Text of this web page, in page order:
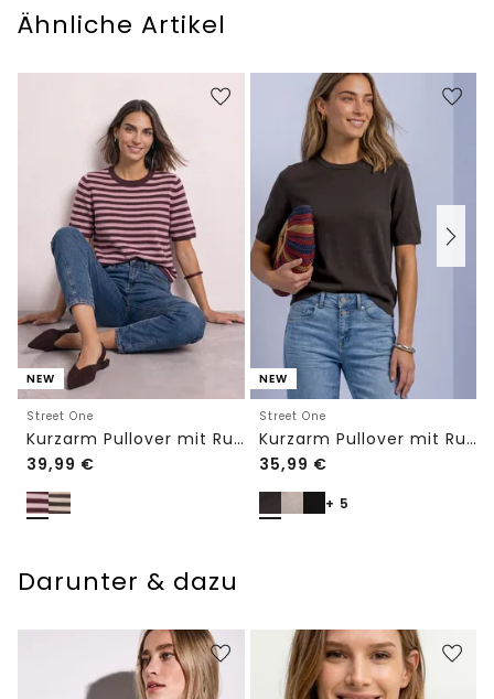
Ähnliche Artikel
NEW
Street One
Kurzarm Pullover mit Rundhals und Streifen
39,99 €
NEW
Street One
Kurzarm Pullover mit Rundhals in Unifarbe
35,99 €
+ 5
Darunter & dazu